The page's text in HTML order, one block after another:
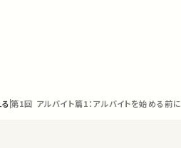
第1回 アルバイト篇1：アルバイトを始める前に